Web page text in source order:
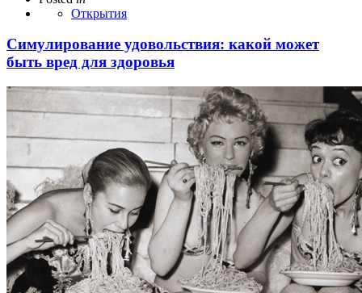
Открытия
Симулирование удовольствия: какой может
быть вред для здоровья